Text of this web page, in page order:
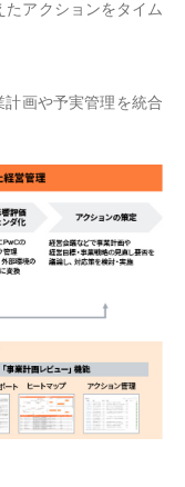
アクションをタイム
画や予実管理を統合